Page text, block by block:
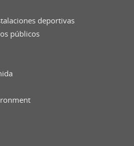
deportivas
públicos